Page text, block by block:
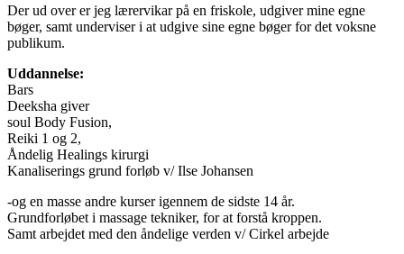
Der ud over er jeg lærervikar på en friskole, udgiver mine egne
bøger, samt underviser i at udgive sine egne bøger for det voksne
publikum.
Uddannelse:
Bars
Deeksha giver
soul Body Fusion,
Reiki 1 og 2,
Åndelig Healings kirurgi
Kanaliserings grund forløb v/ Ilse Johansen
-og en masse andre kurser igennem de sidste 14 år.
Grundforløbet i massage tekniker, for at forstå kroppen.
Samt arbejdet med den åndelige verden v/ Cirkel arbejde